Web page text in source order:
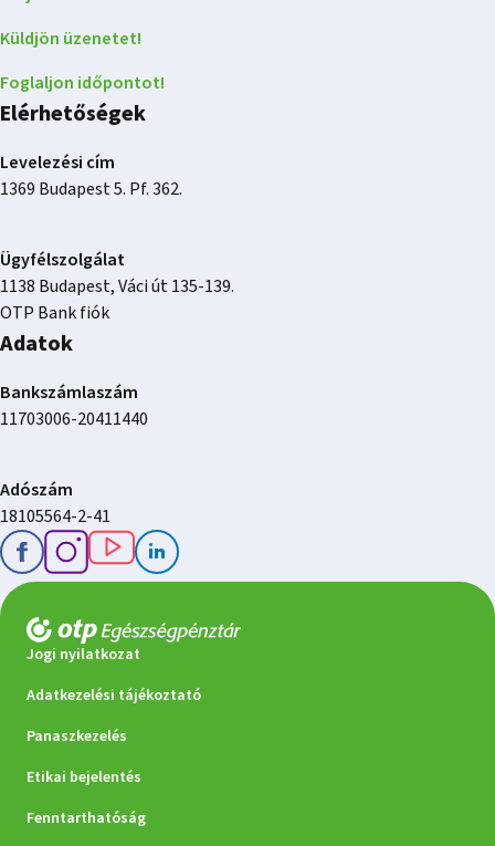
Küldjön üzenetet!
Foglaljon időpontot!
Elérhetőségek
Levelezési cím
1369 Budapest 5. Pf. 362.
Ügyfélszolgálat
1138 Budapest, Váci út 135-139.
OTP Bank fiók
Adatok
Bankszámlaszám
11703006-20411440
Adószám
18105564-2-41
Jogi nyilatkozat
Adatkezelési tájékoztató
Panaszkezelés
Etikai bejelentés
Fenntarthatóság